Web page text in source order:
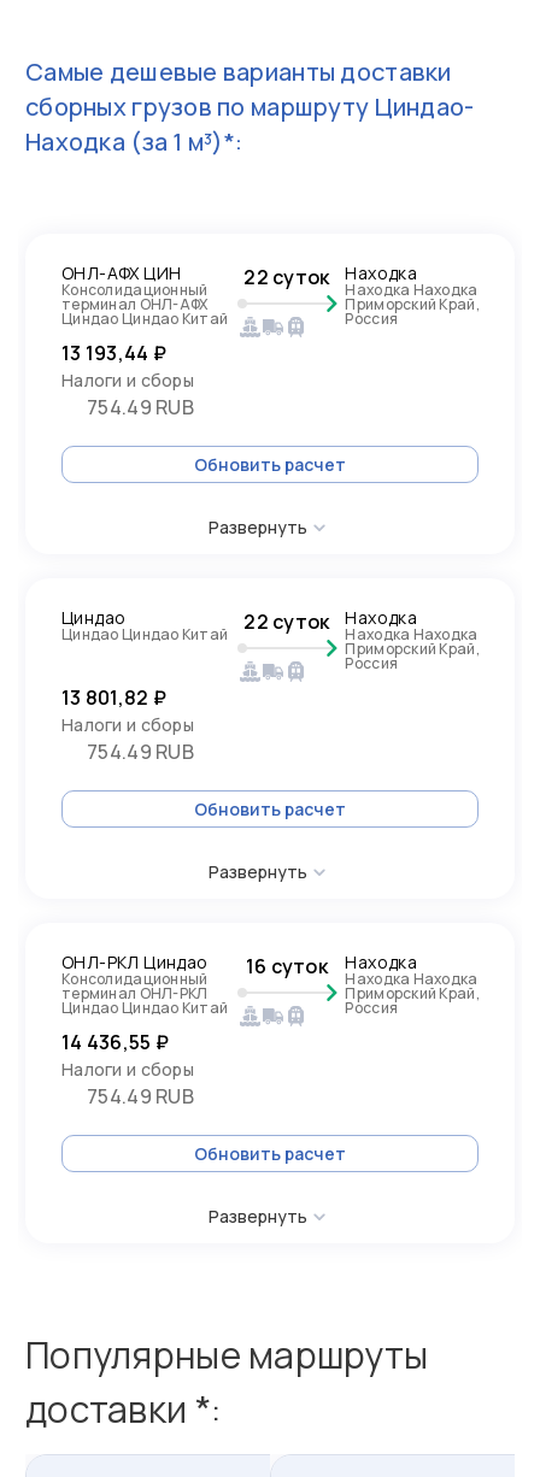
Самые дешевые варианты доставки
сборных грузов по маршруту Циндао-
Находка (за 1 м³)*:
ОНЛ-АФХ ЦИН
Консолидационный
терминал ОНЛ-АФХ
Циндао Циндао Китай
22 суток Находка
Находка Находка
Приморский Край,
Россия
13 193,44 ₽
Налоги и сборы
754.49 RUB
Обновить расчет
Развернуть
Циндао
Циндао Циндао Китай 22 суток Находка
Находка Находка
Приморский Край,
Россия
13 801,82 ₽
Налоги и сборы
754.49 RUB
Обновить расчет
Развернуть
ОНЛ-РКЛ Циндао
Консолидационный
терминал ОНЛ-РКЛ
Циндао Циндао Китай
16 суток Находка
Находка Находка
Приморский Край,
Россия
14 436,55 ₽
Налоги и сборы
754.49 RUB
Обновить расчет
Развернуть
Популярные маршруты
доставки *: